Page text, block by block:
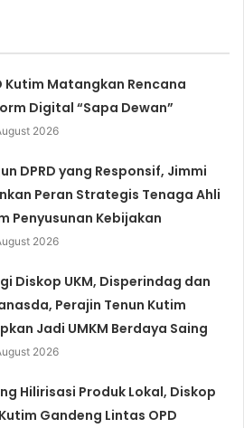
Kutim Matangkan Rencana
Digital “Sapa Dewan”
2026
DPRD yang Responsif, Jimmi
Peran Strategis Tenaga Ahli
Penyusunan Kebijakan
2026
Diskop UKM, Disperindag dan
Perajin Tenun Kutim
Jadi UMKM Berdaya Saing
2026
Hilirisasi Produk Lokal, Diskop
Gandeng Lintas OPD